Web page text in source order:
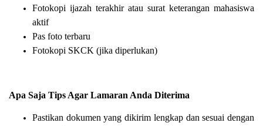
Fotokopi ijazah terakhir atau surat keterangan mahasiswa
aktif
Pas foto terbaru
Fotokopi SKCK (jika diperlukan)
Apa Saja Tips Agar Lamaran Anda Diterima
Pastikan dokumen yang dikirim lengkap dan sesuai dengan